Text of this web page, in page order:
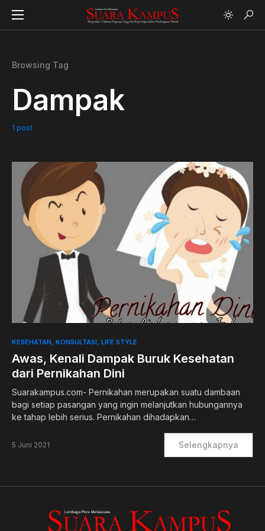
Browsing Tag
Dampak
1 post
0
KESEHATAN KONSULTASI LIFE STYLE
Awas, Kenali Dampak Buruk Kesehatan
dari Pernikahan Dini
Suarakampus.com- Pernikahan merupakan suatu dambaan
bagi setiap pasangan yang ingin melanjutkan hubungannya
ke tahap lebih serius. Pernikahan dihadapkan…
5 Juni 2021 Selengkapnya